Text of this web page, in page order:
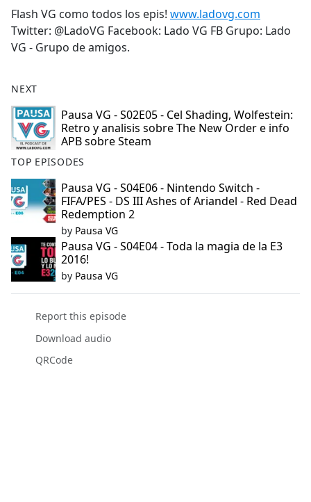
Flash VG como todos los epis! www.ladovg.com
Twitter: @LadoVG Facebook: Lado VG FB Grupo: Lado
VG - Grupo de amigos.
NEXT
Pausa VG - S02E05 - Cel Shading, Wolfestein:
Retro y analisis sobre The New Order e info
APB sobre Steam
TOP EPISODES
Pausa VG - S04E06 - Nintendo Switch -
FIFA/PES - DS III Ashes of Ariandel - Red Dead
Redemption 2
by Pausa VG
Pausa VG - S04E04 - Toda la magia de la E3
2016!
by Pausa VG
Report this episode
Download audio
QRCode